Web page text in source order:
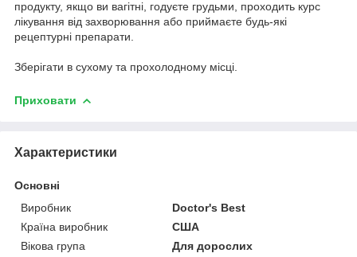
продукту, якщо ви вагітні, годуєте грудьми, проходить курс
лікування від захворювання або приймаєте будь-які
рецептурні препарати.
Зберігати в сухому та прохолодному місці.
Приховати
Характеристики
Основні
Виробник
Doctor's Best
Країна виробник
США
Вікова група
Для дорослих